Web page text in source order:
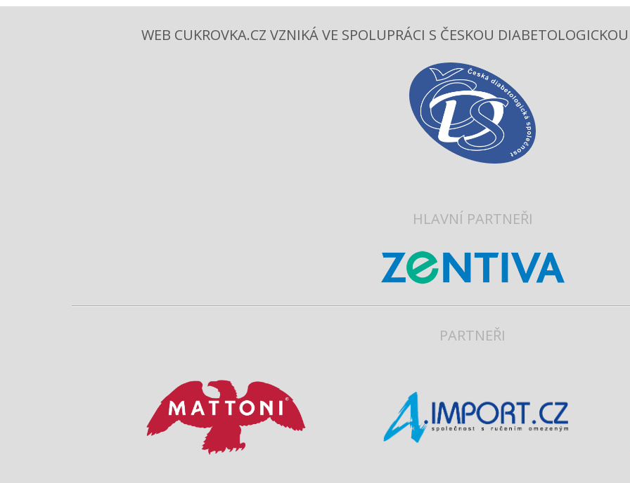
WEB CUKROVKA.CZ VZNIKÁ VE SPOLUPRÁCI S ČESKOU
HLAVNÍ PARTNEŘI
PARTNEŘI